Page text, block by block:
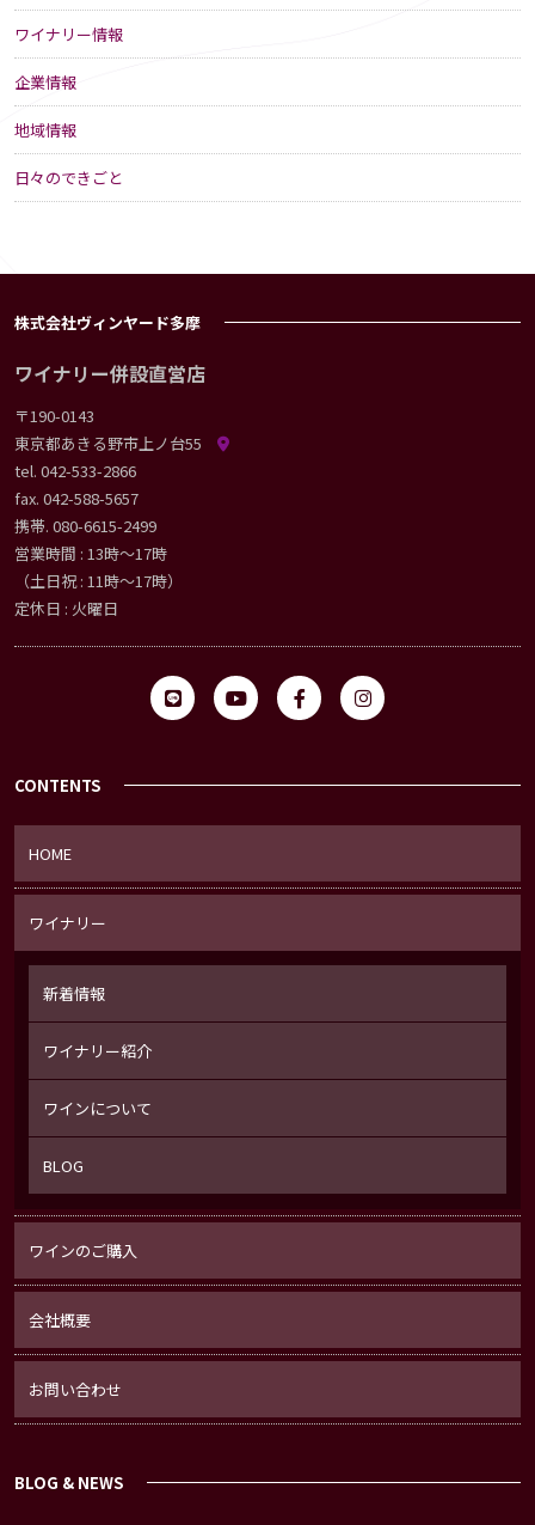
ワイナリー情報
企業情報
地域情報
日々のできごと
株式会社ヴィンヤード多摩
ワイナリー併設直営店
〒190-0143
東京都あきる野市上ノ台55
tel. 042-533-2866
fax. 042-588-5657
携帯. 080-6615-2499
営業時間 : 13時〜17時
（土日祝 : 11時〜17時）
定休日 : 火曜日
CONTENTS
HOME
ワイナリー
新着情報
ワイナリー紹介
ワインについて
BLOG
ワインのご購入
会社概要
お問い合わせ
BLOG & NEWS